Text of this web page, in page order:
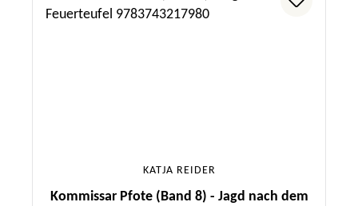
KATJA REIDER
Kommissar Pfote (Band 8) - Jagd nach dem